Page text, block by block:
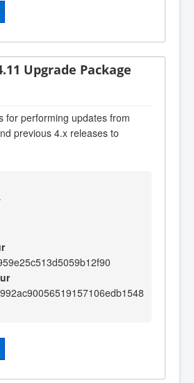
Upgrade Package
for performing updates from
previous 4.x releases to